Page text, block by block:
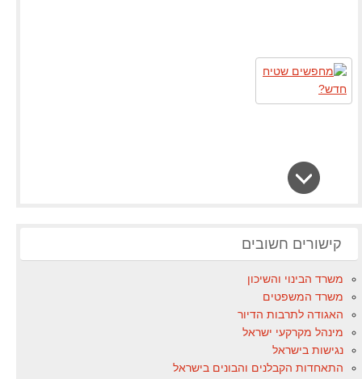
קישורים חשובים
משרד הבינוי והשיכון
משרד המשפטים
האגודה לתרבות הדיור
מינהל מקרקעי ישראל
נגישות בישראל
התאחדות הקבלנים והבונים בישראל